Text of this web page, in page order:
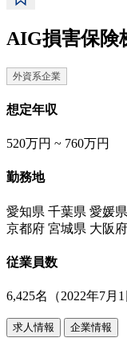
AIG損害保険
外資系企業
想定年収
520万円 ~ 760万円
勤務地
愛知県 千葉県 愛媛
京都府 宮城県 大阪
従業員数
6,425名（2022年7月1
求人情報 企業情報